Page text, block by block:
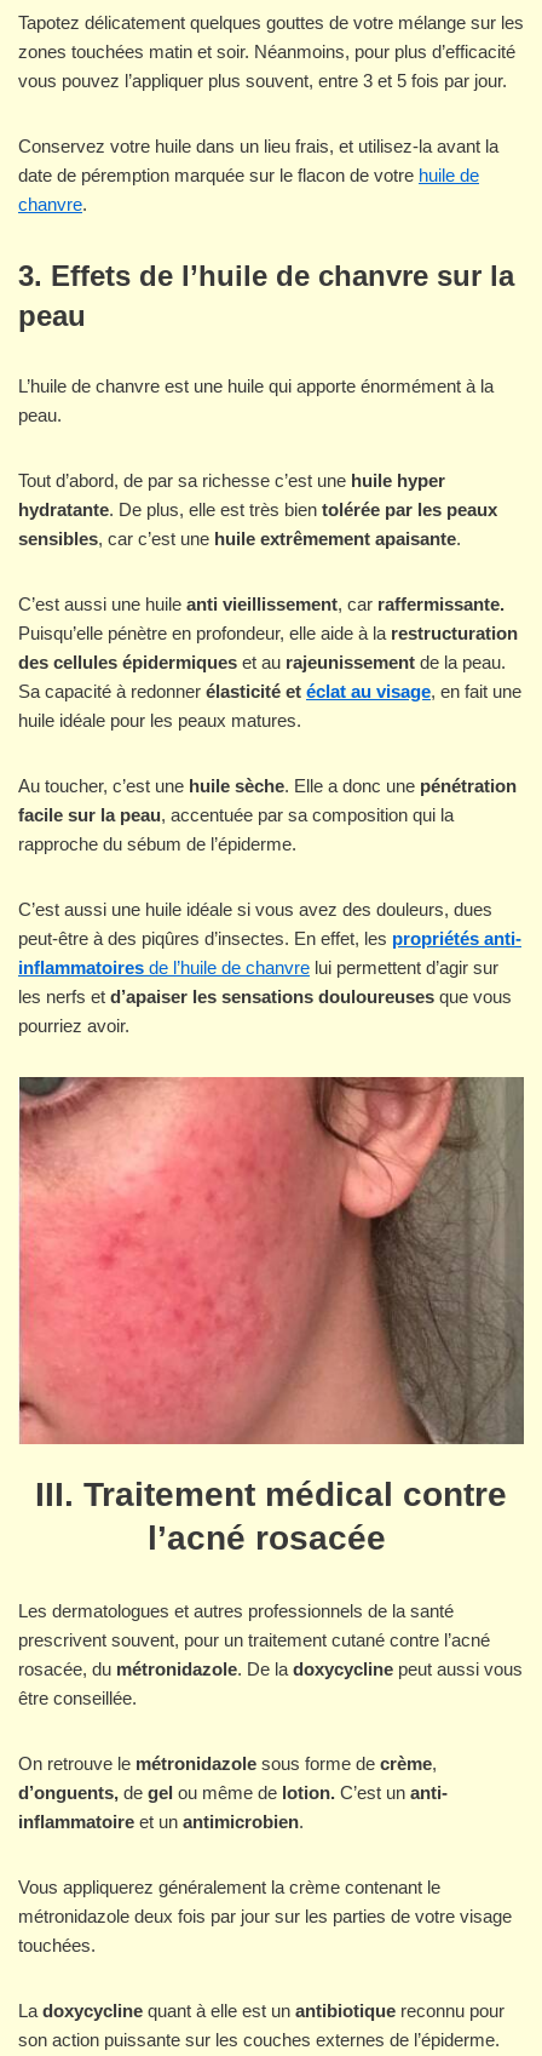
Tapotez délicatement quelques gouttes de votre mélange sur les
zones touchées matin et soir. Néanmoins, pour plus d’efficacité
vous pouvez l’appliquer plus souvent, entre 3 et 5 fois par jour.
Conservez votre huile dans un lieu frais, et utilisez-la avant la
date de péremption marquée sur le flacon de votre huile de
chanvre.
3. Effets de l’huile de chanvre sur la
peau
L’huile de chanvre est une huile qui apporte énormément à la
peau.
Tout d’abord, de par sa richesse c’est une huile hyper
hydratante. De plus, elle est très bien tolérée par les peaux
sensibles, car c’est une huile extrêmement apaisante.
C’est aussi une huile anti vieillissement, car raffermissante.
Puisqu’elle pénètre en profondeur, elle aide à la restructuration
des cellules épidermiques et au rajeunissement de la peau.
Sa capacité à redonner élasticité et éclat au visage, en fait une
huile idéale pour les peaux matures.
Au toucher, c’est une huile sèche. Elle a donc une pénétration
facile sur la peau, accentuée par sa composition qui la
rapproche du sébum de l’épiderme.
C’est aussi une huile idéale si vous avez des douleurs, dues
peut-être à des piqûres d’insectes. En effet, les propriétés anti-
inflammatoires de l’huile de chanvre lui permettent d’agir sur
les nerfs et d’apaiser les sensations douloureuses que vous
pourriez avoir.
III. Traitement médical contre
l’acné rosacée
Les dermatologues et autres professionnels de la santé
prescrivent souvent, pour un traitement cutané contre l’acné
rosacée, du métronidazole. De la doxycycline peut aussi vous
être conseillée.
On retrouve le métronidazole sous forme de crème,
d’onguents, de gel ou même de lotion. C’est un anti-
inflammatoire et un antimicrobien.
Vous appliquerez généralement la crème contenant le
métronidazole deux fois par jour sur les parties de votre visage
touchées.
La doxycycline quant à elle est un antibiotique reconnu pour
son action puissante sur les couches externes de l’épiderme.